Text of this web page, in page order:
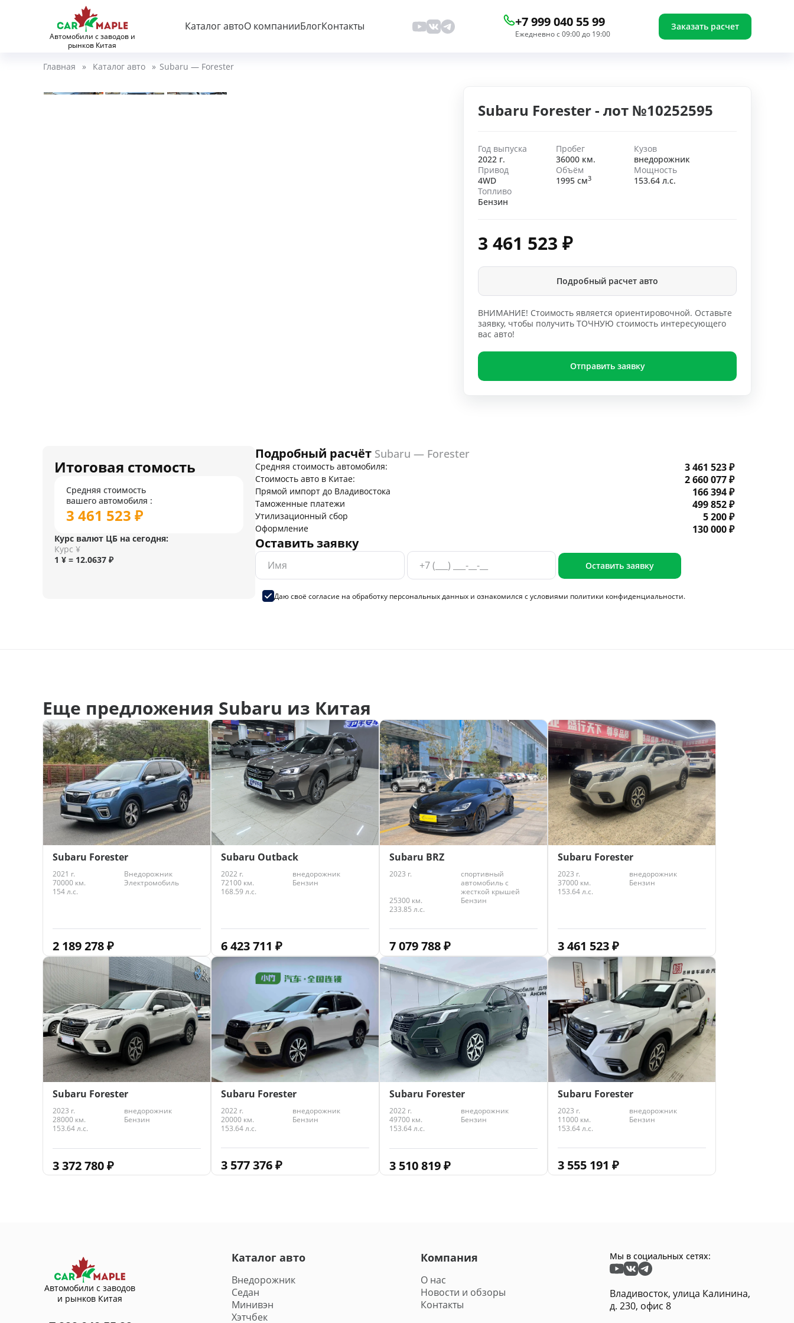
Автомобили с заводов и
рынков Китая
Каталог автоО компанииБлогКонтакты +7 999 040 55 99
Ежедневно с 09:00 до 19:00
Заказать расчет
Главная » Каталог авто » Subaru — Forester
Subaru Forester - лот №10252595
Год выпуска
2022 г.
Пробег
36000 км.
Кузов
внедорожник
Привод
4WD
Объём
1995 см3
Мощность
153.64 л.с.
Топливо
Бензин
3 461 523 ₽
Подробный расчет авто
ВНИМАНИЕ! Стоимость является ориентировочной. Оставьте
заявку, чтобы получить ТОЧНУЮ стоимость интересующего
вас авто!
Отправить заявку
Итоговая стомость
Средняя стоимость
вашего автомобиля :
3 461 523 ₽
Курс валют ЦБ на сегодня:
Курс ¥
1 ¥ = 12.0637 ₽
Подробный расчёт Subaru — Forester
Средняя стоимость автомобиля: 3 461 523 ₽
Стоимость авто в Китае: 2 660 077 ₽
Прямой импорт до Владивостока 166 394 ₽
Таможенные платежи 499 852 ₽
Утилизационный сбор 5 200 ₽
Оформление 130 000 ₽
Оставить заявку
Оставить заявку
Даю своё согласие на обработку персональных данных и ознакомился с условиями политики конфиденциальности.
Еще предложения Subaru из Китая
Subaru Forester
2021 г.
Внедорожник
70000 км.
Электромобиль
154 л.с.
2 189 278₽
Subaru Outback
2022 г.
внедорожник
72100 км.
Бензин
168.59 л.с.
6 423 711 ₽
Subaru BRZ
2023 г.
спортивный
автомобиль с
жесткой крышей
25300 км.
Бензин
233.85 л.с.
7 079 788₽
Subaru Forester
2023 г.
внедорожник
37000 км.
Бензин
153.64 л.с.
3 461 523₽
Subaru Forester
2023 г.
внедорожник
28000 км.
Бензин
153.64 л.с.
3 372 780₽
Subaru Forester
2022 г.
внедорожник
20000 км.
Бензин
153.64 л.с.
3 577 376₽
Subaru Forester
2022 г.
внедорожник
49700 км.
Бензин
153.64 л.с.
3 510 819₽
Subaru Forester
2023 г.
внедорожник
11000 км.
Бензин
153.64 л.с.
3 555 191 ₽
Автомобили с заводов
и рынков Китая
Каталог авто
Внедорожник
Седан
Минивэн
Хэтчбек
Компания
О нас
Новости и обзоры
Контакты
Мы в социальных сетях:
Владивосток, улица Калинина,
д. 230, офис 8